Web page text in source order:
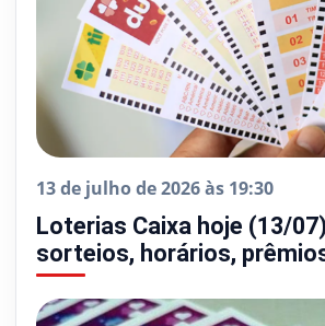
13 de julho de 2026 às 19:30
Loterias Caixa hoje (13/
sorteios, horários,